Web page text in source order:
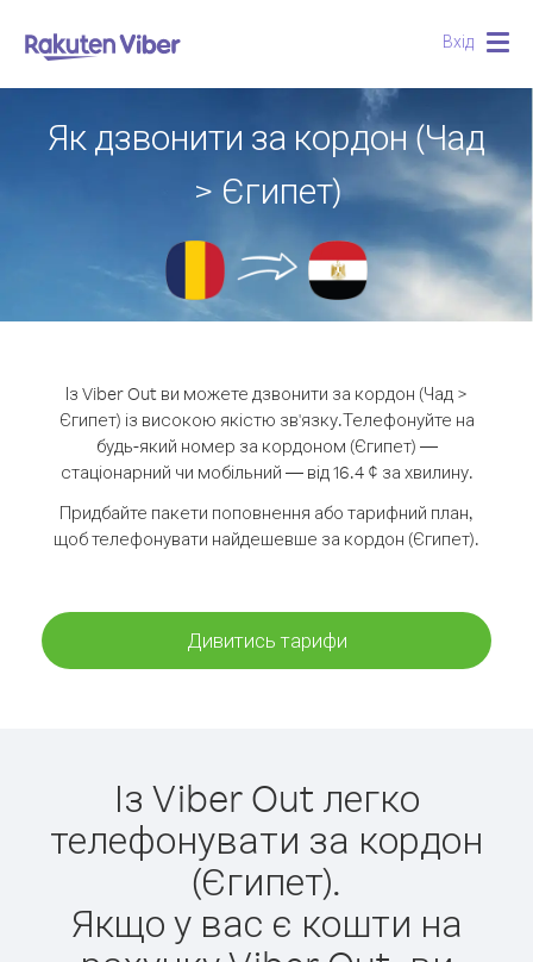
Вхід
Як дзвонити за кордон (Чад
> Єгипет)
Із Viber Out ви можете дзвонити за кордон (Чад >
Єгипет) із високою якістю зв'язку.Телефонуйте на
будь-який номер за кордоном (Єгипет) —
стаціонарний чи мобільний — від 16.4 ¢ за хвилину.
Придбайте пакети поповнення або тарифний план,
щоб телефонувати найдешевше за кордон (Єгипет).
Дивитись тарифи
Із Viber Out легко
телефонувати за кордон
(Єгипет).
Якщо у вас є кошти на